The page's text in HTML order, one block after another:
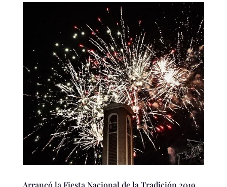
Arrancó la Fiesta Nacional de la Tradición 2019